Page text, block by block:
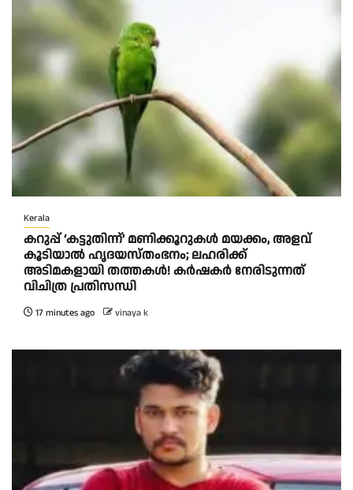
Kerala
കറുപ്പ് ‘കട്ടുതിന്ന്’ മണിക്കൂറുകൾ മയക്കം, അളവ്
കൂടിയാൽ ഹൃദയസ്തംഭനം; ലഹരിക്ക്
അടിമകളായി തത്തകള്‍! കർഷകർ നേരിടുന്നത്
വിചിത്ര പ്രതിസന്ധി
17 minutes ago vinaya k